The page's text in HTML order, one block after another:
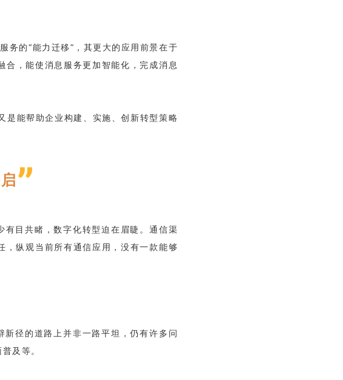
务的“能力迁移”，其更大的应用前景在于
，能使消息服务更加智能化，完成消息
是能帮助企业构建、实施、创新转型策略
”
目共睹，数字化转型迫在眉睫。通信渠
纵观当前所有通信应用，没有一款能够
新径的道路上并非一路平坦，仍有许多问
及等。